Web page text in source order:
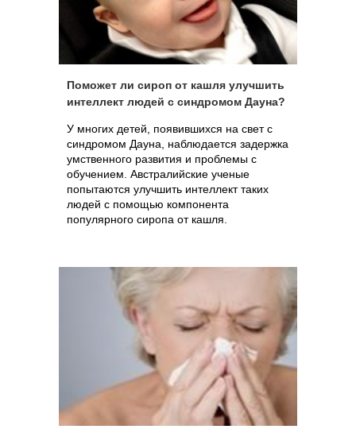
Поможет ли сироп от кашля улучшить
интеллект людей с синдромом Дауна?
У многих детей, появившихся на свет с
синдромом Дауна, наблюдается задержка
умственного развития и проблемы с
обучением. Австралийские ученые
попытаются улучшить интеллект таких
людей с помощью компонента
популярного сиропа от кашля.